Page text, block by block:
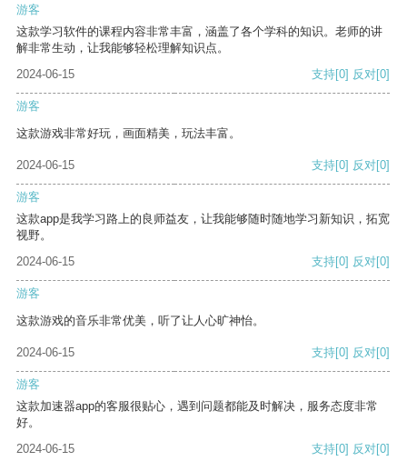
游客
这款学习软件的课程内容非常丰富，涵盖了各个学科的知识。老师的讲
解非常生动，让我能够轻松理解知识点。
2024-06-15
支持[0] 反对[0]
游客
这款游戏非常好玩，画面精美，玩法丰富。
2024-06-15 支持[0] 反对[0]
游客
这款app是我学习路上的良师益友，让我能够随时随地学习新知识，拓宽
视野。
2024-06-15
支持[0] 反对[0]
游客
这款游戏的音乐非常优美，听了让人心旷神怡。
2024-06-15 支持[0] 反对[0]
游客
这款加速器app的客服很贴心，遇到问题都能及时解决，服务态度非常
好。
2024-06-15
支持[0] 反对[0]